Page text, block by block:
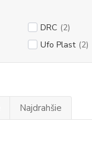
DRC (2)
Ufo Plast (2)
Najdrahšie